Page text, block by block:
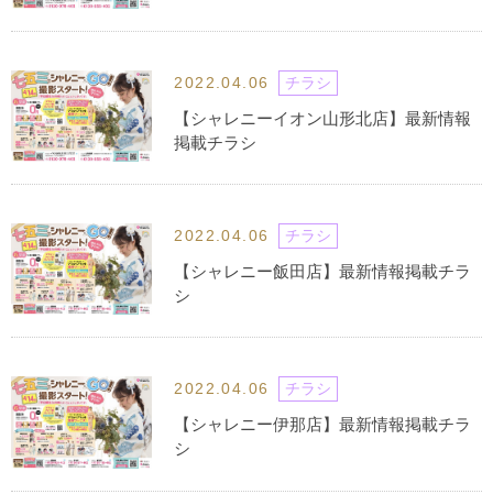
2022.04.06 チラシ
【シャレニーイオン山形北店】最新情報
掲載チラシ
2022.04.06 チラシ
【シャレニー飯田店】最新情報掲載チラ
シ
2022.04.06 チラシ
【シャレニー伊那店】最新情報掲載チラ
シ